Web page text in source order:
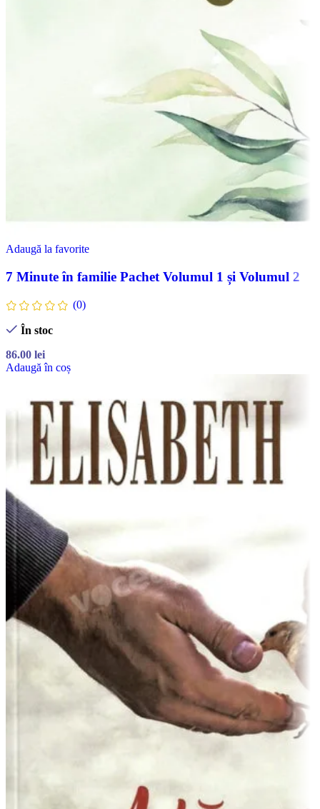
Adaugă la favorite
7 Minute în familie Pachet Volumul 1 și Volumul 2
(0)
În stoc
86.00 lei
Adaugă în coș